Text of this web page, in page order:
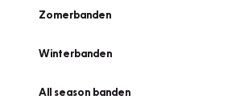
Zomerbanden
Winterbanden
All season banden